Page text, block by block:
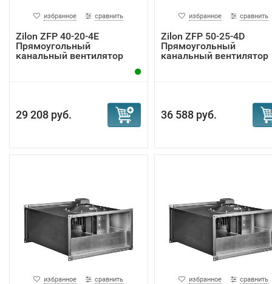
избранное сравнить
Zilon ZFP 40-20-4Е
Прямоугольный
канальный вентилятор
29 208 руб.
избранное сравнить
Zilon ZFP 50-25-4D
Прямоугольный
канальный вентилятор
36 588 руб.
избранное сравнить избранное сравнить